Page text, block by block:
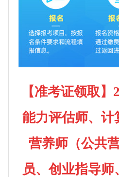
【准考证领取】
能力评估师、计
营养师（公共
员、创业指导